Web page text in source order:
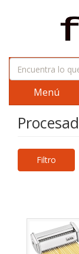
Menú
Filtro